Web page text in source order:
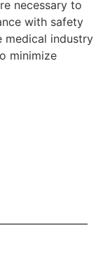
necessary to
with safety
medical industry
minimize